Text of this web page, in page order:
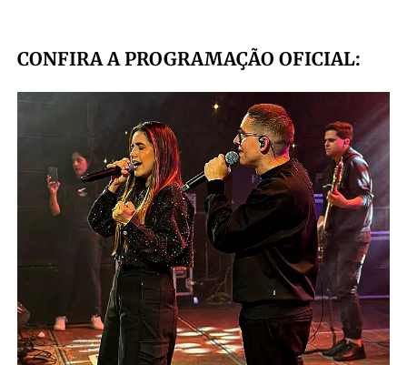
CONFIRA A PROGRAMAÇÃO OFICIAL: